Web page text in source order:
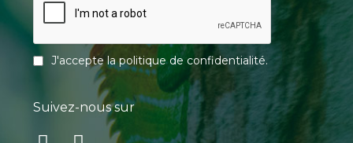
J'accepte lapolitique de confidentialité.
Suivez-nous sur